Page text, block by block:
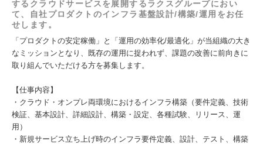
するクラウドサービスを展開するラクスグループにおい
て、自社プロダクトのインフラ基盤設計/構築/運用をお任
せします。
「プロダクトの安定稼働」と「運用の効率化/最適化」が当組織の大き
なミッションとなり、既存の運用に捉われず、課題の改善に前向きに
取り組んでいただける方を募集します。
【仕事内容】
・クラウド・オンプレ両環境におけるインフラ構築（要件定義、技術
検証、基本設計、詳細設計、構築・設定、各種試験、リリース、運
用）
・新規サービス立ち上げ時のインフラ要件定義、設計、テスト、構築